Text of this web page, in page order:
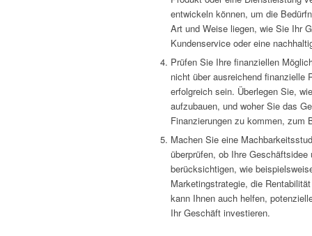
entwickeln können, um die
Art und Weise liegen, wie Sie Ihr
Kundenservice oder eine
Prüfen Sie Ihre finanziellen
nicht über ausreichend finanzielle
erfolgreich sein. Überlegen Sie,
aufzubauen, und woher Sie das
Finanzierungen zu kommen, zum
Machen Sie eine
überprüfen, ob Ihre
berücksichtigen, wie
Marketingstrategie, die
kann Ihnen auch helfen,
Ihr Geschäft investieren.